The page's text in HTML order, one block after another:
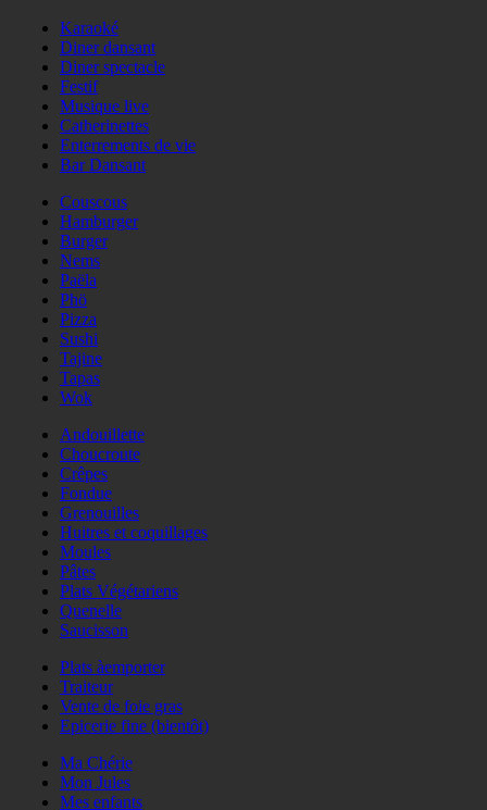
Karaoké
Diner dansant
Diner spectacle
Festif
Musique live
Catherinettes
Enterrements de vie
Bar Dansant
Couscous
Hamburger
Burger
Nems
Paëla
Phö
Pizza
Sushi
Tajine
Tapas
Wok
Andouillette
Choucroute
Crêpes
Fondue
Grenouilles
Huitres et coquillages
Moules
Pâtes
Plats Végétariens
Quenelle
Saucisson
Plats àemporter
Traiteur
Vente de foie gras
Epicerie fine (bientôt)
Ma Chérie
Mon Jules
Mes enfants